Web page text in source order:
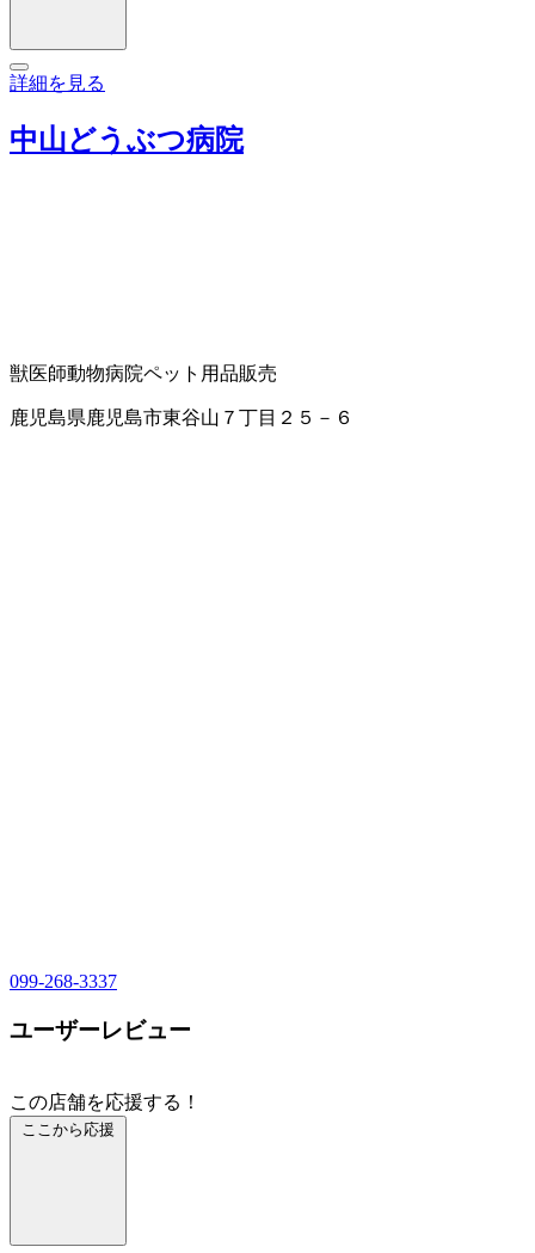
詳細を見る
中山どうぶつ病院
獣医師動物病院ペット用品販売
鹿児島県鹿児島市東谷山７丁目２５－６
099-268-3337
ユーザーレビュー
この店舗を応援する！
ここから応援